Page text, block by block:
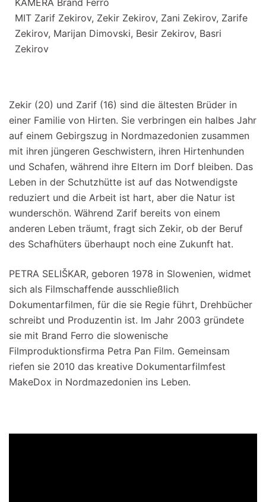
MIT Zarif Zekirov, Zekir Zekirov, Zani Zekirov, Zarife
Zekirov, Marijan Dimovski, Besir Zekirov, Basri
Zekirov
Zekir (20) und Zarif (16) sind die ältesten Brüder in
einer Familie von Hirten. Sie verbringen ein halbes Jahr
auf einem Gebirgszug in Nordmazedonien zusammen
mit ihren jüngeren Geschwistern, ihren Hirtenhunden
und Schafen, während ihre Eltern im Dorf bleiben. Das
Leben in der Schutzhütte ist auf das Notwendigste
reduziert und die Arbeit ist hart, aber die Natur ist
wunderschön. Während Zarif bereits von einem
anderen Leben träumt, fragt sich Zekir, ob der Beruf
des Schafhüters überhaupt noch eine Zukunft hat.
PETRA SELIŠKAR, geboren 1978 in Slowenien, widmet
sich als Filmschaffende ausschließlich
Dokumentarfilmen, für die sie Regie führt, Drehbücher
schreibt und Produzentin ist. Im Jahr 2003 gründete
sie mit Brand Ferro die slowenische
Filmproduktionsfirma Petra Pan Film. Gemeinsam
riefen sie 2010 das kreative Dokumentarfilmfest
MakeDox in Nordmazedonien ins Leben.